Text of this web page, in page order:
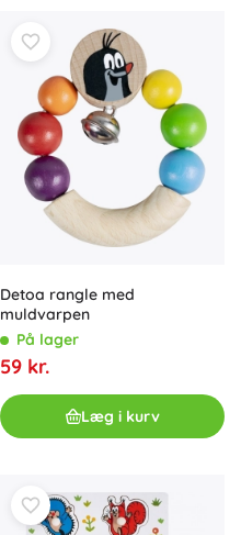
Detoa rangle med
muldvarpen
På lager
59 kr.
Læg i kurv